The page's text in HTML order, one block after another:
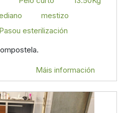
mestizo
Pasou esterilización
Máis información